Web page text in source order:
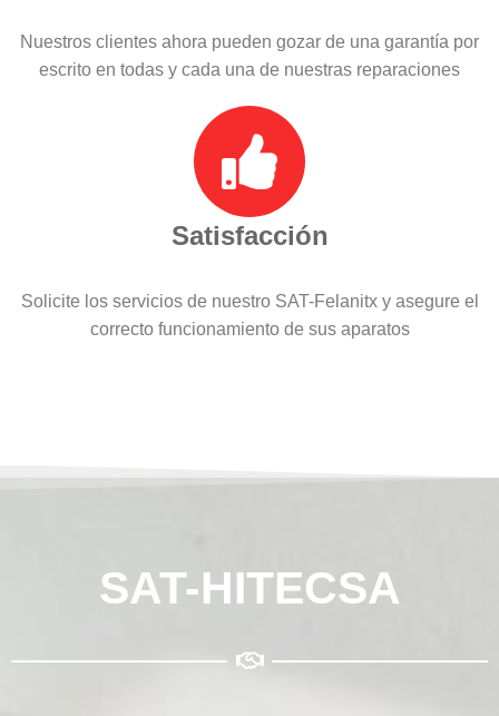
Nuestros clientes ahora pueden gozar de una garantía por
escrito en todas y cada una de nuestras reparaciones
Satisfacción
Solicite los servicios de nuestro SAT-Felanitx y asegure el
correcto funcionamiento de sus aparatos
SAT-HITECSA